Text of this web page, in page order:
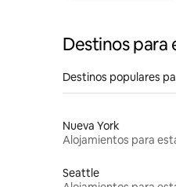
Destinos para
Destinos populares
Nueva York
Seattle